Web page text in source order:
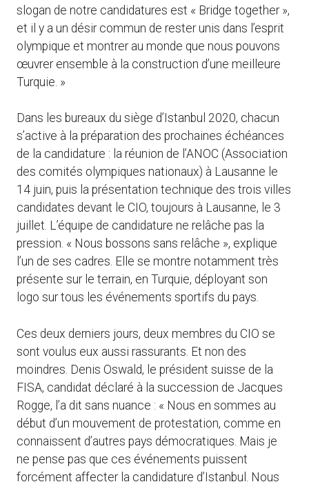
slogan de notre candidatures est « Bridge together »,
et il y a un désir commun de rester unis dans l’esprit
olympique et montrer au monde que nous pouvons
œuvrer ensemble à la construction d’une meilleure
Turquie. »
Dans les bureaux du siège d’Istanbul 2020, chacun
s’active à la préparation des prochaines échéances
de la candidature : la réunion de l’ANOC (Association
des comités olympiques nationaux) à Lausanne le
14 juin, puis la présentation technique des trois villes
candidates devant le CIO, toujours à Lausanne, le 3
juillet. L’équipe de candidature ne relâche pas la
pression. « Nous bossons sans relâche », explique
l’un de ses cadres. Elle se montre notamment très
présente sur le terrain, en Turquie, déployant son
logo sur tous les événements sportifs du pays.
Ces deux derniers jours, deux membres du CIO se
sont voulus eux aussi rassurants. Et non des
moindres. Denis Oswald, le président suisse de la
FISA, candidat déclaré à la succession de Jacques
Rogge, l’a dit sans nuance : « Nous en sommes au
début d’un mouvement de protestation, comme en
connaissent d’autres pays démocratiques. Mais je
ne pense pas que ces événements puissent
forcément affecter la candidature d’Istanbul. Nous